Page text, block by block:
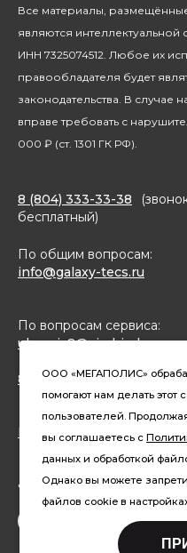
Посуда
Благотворительность
Все материалы,
являются
ИНН 7325074512. Любое их
правообладателя будет
законодательства. В случае
вправе требовать с
000 ₽ (ст. 1301 ГК РФ).
8 (804) 333-33-38
бесплатный)
По общим вопросам:
info@galaxy-tecs.ru
По вопросам сервиса:
ulservis2@simbirsk-
8(962)633-02-15 (чат в
Конфиденциальность
Давайте дружить
ООО «МЕГАПОЛИС»
помогают нам делать этот
пользователей.
вы соглашаетесь с
данных и обработкой
Однако вы можете
файлов cookie в